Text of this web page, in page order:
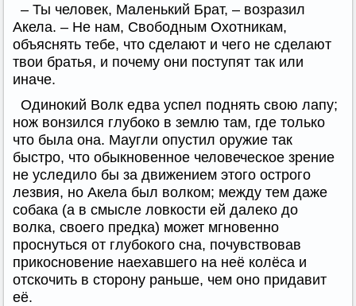
– Ты человек, Маленький Брат, – возразил
Акела. – Не нам, Свободным Охотникам,
объяснять тебе, что сделают и чего не сделают
твои братья, и почему они поступят так или
иначе.
Одинокий Волк едва успел поднять свою лапу;
нож вонзился глубоко в землю там, где только
что была она. Маугли опустил оружие так
быстро, что обыкновенное человеческое зрение
не уследило бы за движением этого острого
лезвия, но Акела был волком; между тем даже
собака (а в смысле ловкости ей далеко до
волка, своего предка) может мгновенно
проснуться от глубокого сна, почувствовав
прикосновение наехавшего на неё колёса и
отскочить в сторону раньше, чем оно придавит
её.